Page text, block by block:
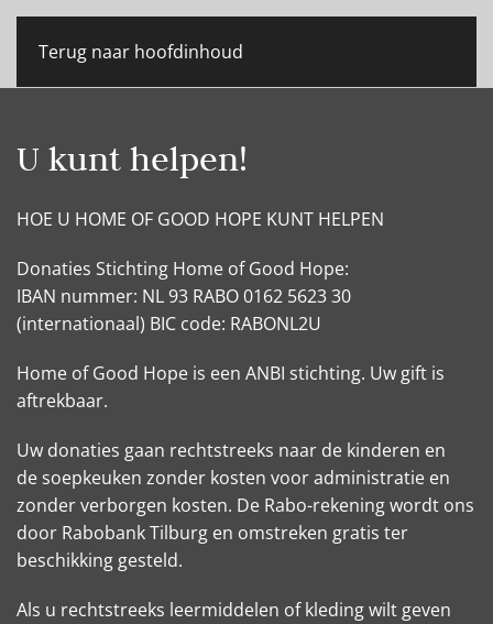
Terug naar hoofdinhoud
U kunt helpen!
HOE U HOME OF GOOD HOPE KUNT HELPEN
Donaties Stichting Home of Good Hope:
IBAN nummer: NL 93 RABO 0162 5623 30
(internationaal) BIC code: RABONL2U
Home of Good Hope is een ANBI stichting. Uw gift is
aftrekbaar.
Uw donaties gaan rechtstreeks naar de kinderen en
de soepkeuken zonder kosten voor administratie en
zonder verborgen kosten. De Rabo-rekening wordt ons
door Rabobank Tilburg en omstreken gratis ter
beschikking gesteld.
Als u rechtstreeks leermiddelen of kleding wilt geven